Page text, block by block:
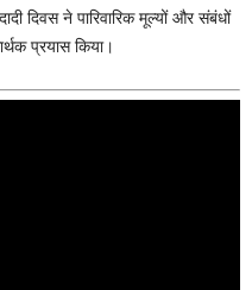
दिवस ने पारिवारिक मूल्यों और संबंधों
प्रयास किया।